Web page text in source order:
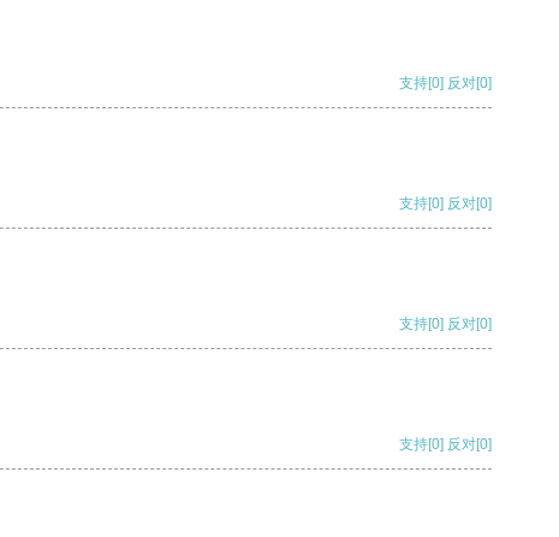
支持[0] 反对[0]
支持[0] 反对[0]
支持[0] 反对[0]
支持[0] 反对[0]